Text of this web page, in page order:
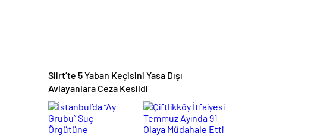
Siirt’te 5 Yaban Keçisini Yasa Dışı
Avlayanlara Ceza Kesildi